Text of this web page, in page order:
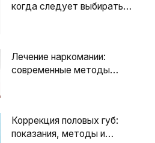
когда следует выбирать
Лечение наркомании:
современные методы
Коррекция половых губ:
показания, методы и